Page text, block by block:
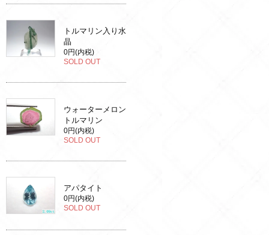
トルマリン入り水
晶
0円(内税)
SOLD OUT
ウォーターメロン
トルマリン
0円(内税)
SOLD OUT
アパタイト
0円(内税)
SOLD OUT